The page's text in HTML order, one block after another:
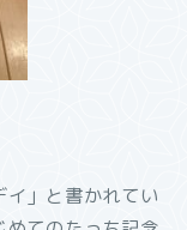
」と書かれてい